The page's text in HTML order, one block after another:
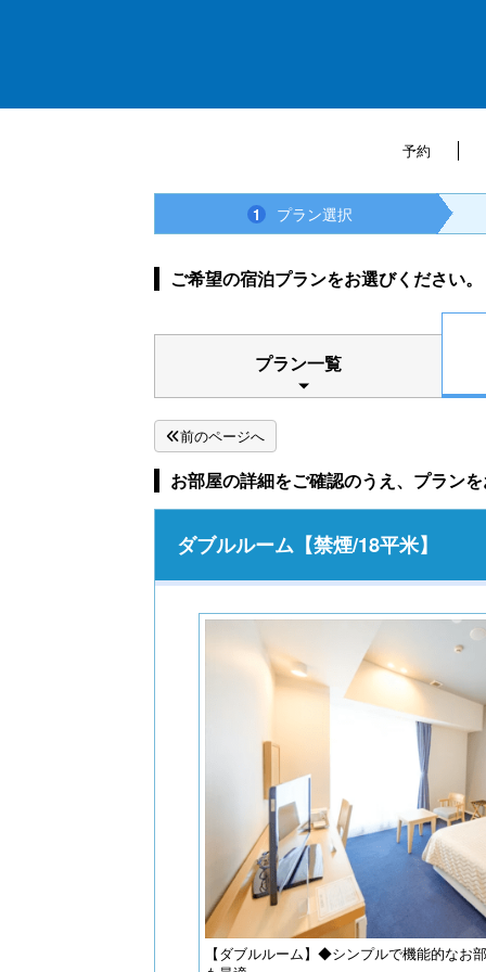
予約
1 プラン選択
ご希望の宿泊プランをお選びください。
プラン一覧
前のページへ
お部屋の詳細をご確認のうえ、プラン
ダブルルーム【禁煙/18平米】
【ダブルルーム】◆シンプルで機能的なお